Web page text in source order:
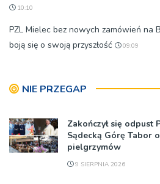
10:10
PZL Mielec bez nowych zamówień na
boją się o swoją przyszłość
09:09
NIE PRZEGAP
Zakończył się odpust
Sądecką Górę Tabor
pielgrzymów
9 SIERPNIA 2026